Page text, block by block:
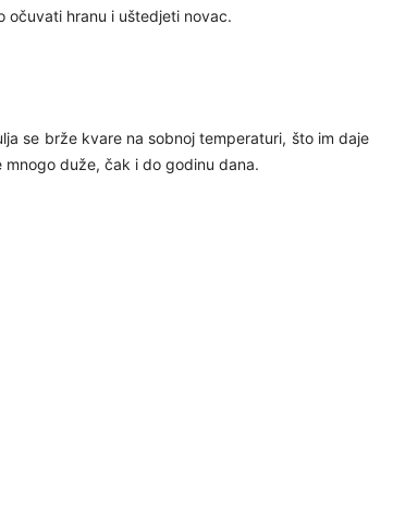
očuvati hranu i uštedjeti novac.
se brže kvare na sobnoj temperaturi, što im daje
duže, čak i do godinu dana.